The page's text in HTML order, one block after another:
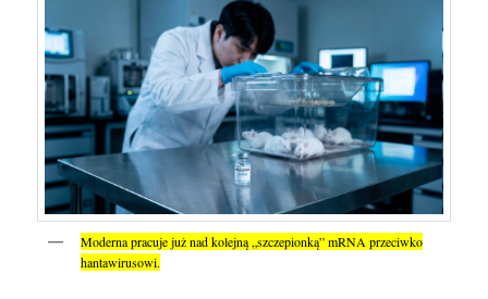
Moderna pracuje już nad kolejną „szczepionką” mRNA przeciwko
hantawirusowi.